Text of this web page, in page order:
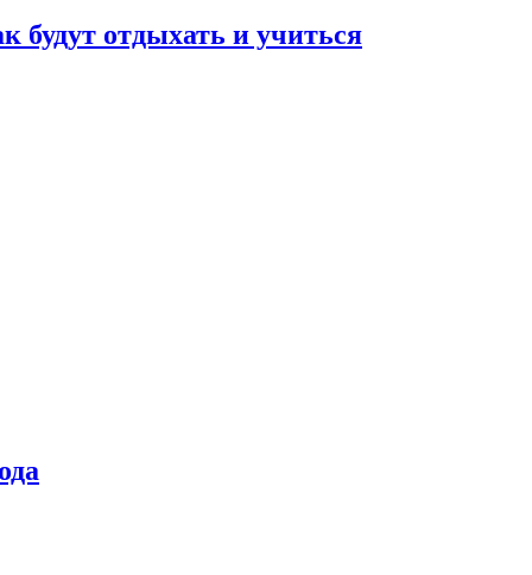
будут отдыхать и учиться